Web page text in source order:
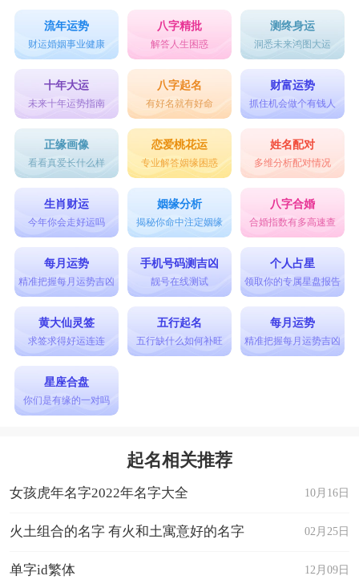
流年运势
财运婚姻事业健康
八字精批
解答人生困惑
测终身运
洞悉未来鸿图大运
十年大运
未来十年运势指南
八字起名
有好名就有好命
财富运势
抓住机会做个有钱人
正缘画像
看看真爱长什么样
恋爱桃花运
专业解答姻缘困惑
姓名配对
多维分析配对情况
生肖财运
今年你会走好运吗
姻缘分析
揭秘你命中注定姻缘
八字合婚
合婚指数有多高速查
每月运势
精准把握每月运势吉凶
手机号码测吉凶
靓号在线测试
个人占星
领取你的专属星盘报告
黄大仙灵签
求签求得好运连连
五行起名
五行缺什么如何补旺
每月运势
精准把握每月运势吉凶
星座合盘
你们是有缘的一对吗
起名相关推荐
10月16日
女孩虎年名字2022年名字大全
02月25日
火土组合的名字 有火和土寓意好的名字
12月09日
单字id繁体